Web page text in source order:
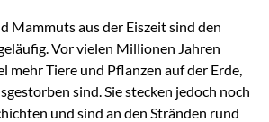
Mammuts aus der Eiszeit sind den
Vor vielen Millionen Jahren
mehr Tiere und Pflanzen auf der Erde,
sind. Sie stecken jedoch noch
und sind an den Stränden rund